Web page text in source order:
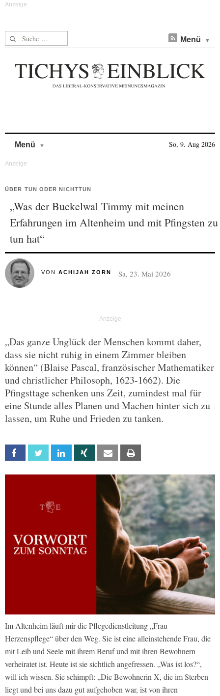
Suche nach: Menü
Menü So, 9. Aug 2026
ÜBER TUN ODER NICHTTUN
„Was der Buckelwal Timmy mit meinen
Erfahrungen im Altenheim und mit Pfingsten zu
tun hat“
VON ACHIJAH ZORN Sa, 23. Mai 2026
„Das ganze Unglück der Menschen kommt daher,
dass sie nicht ruhig in einem Zimmer bleiben
können“ (Blaise Pascal, französischer Mathematiker
und christlicher Philosoph, 1623-1662). Die
Pfingsttage schenken uns Zeit, zumindest mal für
eine Stunde alles Planen und Machen hinter sich zu
lassen, um Ruhe und Frieden zu tanken.
Facebook Twitter Linkedin Xing Email
Im Altenheim läuft mir die Pflegedienstleitung „Frau
Herzenspflege“ über den Weg. Sie ist eine alleinstehende Frau, die
mit Leib und Seele mit ihrem Beruf und mit ihren Bewohnern
verheiratet ist. Heute ist sie sichtlich angefressen. „Was ist los?“,
will ich wissen. Sie schimpft: „Die Bewohnerin X, die im Sterben
liegt und bei uns dazu gut aufgehoben war, ist von ihren